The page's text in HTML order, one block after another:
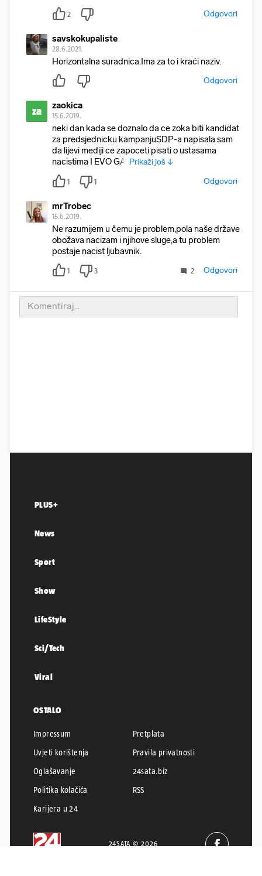
2 Odgovori
savskokupaliste
28.6.2021.
Horizontalna suradnica.Ima za to i kraći naziv.
Odgovori
za zaokica
15.6.2019.
neki dan kada se doznalo da ce zoka biti kandidat
za predsjednicku kampanjuSDP-a napisala sam
da lijevi mediji ce zapoceti pisati o ustasama
nacistima I EVO GA. Prikaži još ↓
1 1 Odgovori
mrTrobec
15.6.2019.
Ne razumijem u čemu je problem,pola naše države
obožava nacizam i njihove sluge,a tu problem
postaje nacist ljubavnik.
1 3 2 Odgovori
PLUS+
News
Sport
Show
LifeStyle
Sci/Tech
Viral
OSTALO
Impressum
Pretplata
Uvjeti korištenja
Pravila privatnosti
Oglašavanje
24sata.biz
Politika kolačića
RSS
Karijera u 24
24SATA © 2026